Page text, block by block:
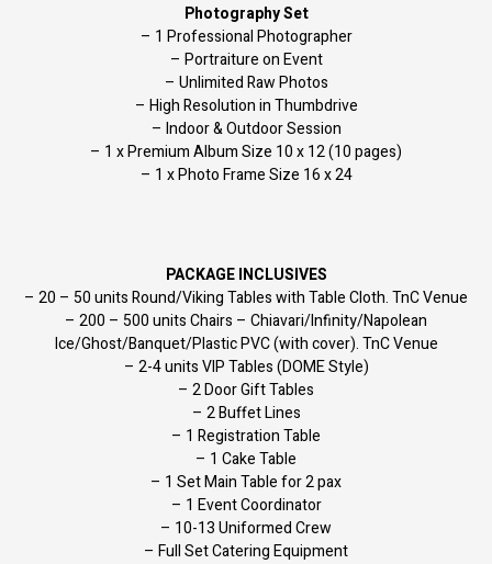
Photography Set
– 1 Professional Photographer
– Portraiture on Event
– Unlimited Raw Photos
– High Resolution in Thumbdrive
– Indoor & Outdoor Session
– 1 x Premium Album Size 10 x 12 (10 pages)
– 1 x Photo Frame Size 16 x 24
PACKAGE INCLUSIVES
– 20 – 50 units Round/Viking Tables with Table Cloth. TnC Venue
– 200 – 500 units Chairs – Chiavari/Infinity/Napolean
Ice/Ghost/Banquet/Plastic PVC (with cover). TnC Venue
– 2-4 units VIP Tables (DOME Style)
– 2 Door Gift Tables
– 2 Buffet Lines
– 1 Registration Table
– 1 Cake Table
– 1 Set Main Table for 2 pax
– 1 Event Coordinator
– 10-13 Uniformed Crew
– Full Set Catering Equipment